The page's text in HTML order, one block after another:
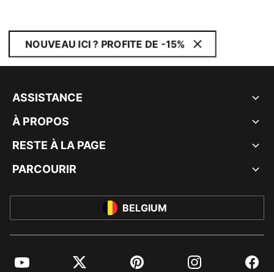
NOUVEAU ICI ? PROFITE DE -15%
ASSISTANCE
À PROPOS
RESTE À LA PAGE
PARCOURIR
BELGIUM
YouTube Twitter Pinterest Instagram